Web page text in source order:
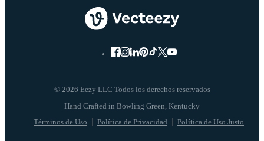
© 2026 Eezy LLC Todos los derechos reservados
Términos de Uso Política de Privacidad Política de Uso Justo